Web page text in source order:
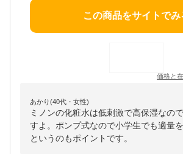
この商品をサイトでみ
価格と
あかり(40代・女性)
ミノンの化粧水は低刺激で高保湿なの
すよ。ポンプ式なので小学生でも適量
というのもポイントです。